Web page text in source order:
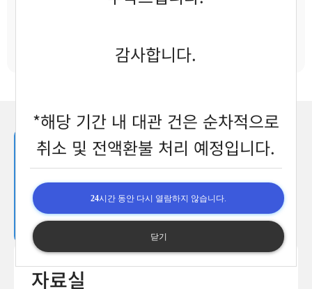
감사합니다.
*해당 기간 내 대관 건은 순차적으로
취소 및 전액환불 처리 예정입니다.
24시간 동안 다시 열람하지 않습니다.
닫기
바로가기
기관소개 운영조직안내
자료실